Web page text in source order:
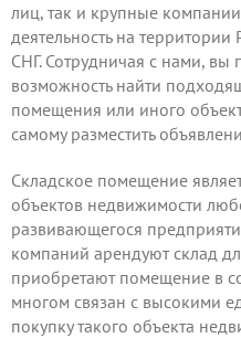
лиц, так и крупные
деятельность на
СНГ. Сотрудничая с нами, вы
возможность найти
помещения или иного
самому разместить
Складское помещение
объектов недвижимости
развивающегося
компаний арендуют склад
приобретают помещение в
многом связан с высокими
покупку такого объекта